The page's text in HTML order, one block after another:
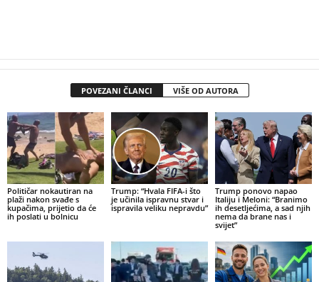
POVEZANI ČLANCI VIŠE OD AUTORA
Političar nokautiran na
plaži nakon svađe s
kupačima, prijetio da će
ih poslati u bolnicu
Trump: “Hvala FIFA-i što
je učinila ispravnu stvar i
ispravila veliku nepravdu”
Trump ponovo napao
Italiju i Meloni: “Branimo
ih desetljećima, a sad njih
nema da brane nas i
svijet”